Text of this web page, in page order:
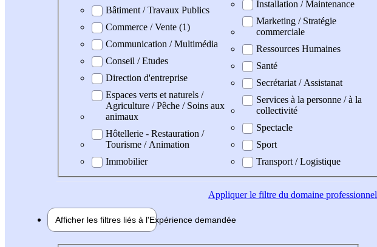
Bâtiment / Travaux Publics
Commerce / Vente (1)
Communication / Multimédia
Conseil / Etudes
Direction d'entreprise
Espaces verts et naturels /
Agriculture / Pêche / Soins aux
animaux
Hôtellerie - Restauration /
Tourisme / Animation
Immobilier
Installation / Maintenance
Marketing / Stratégie
commerciale
Ressources Humaines
Santé
Secrétariat / Assistanat
Services à la personne / à la
collectivité
Spectacle
Sport
Transport / Logistique
Appliquerle filtre du domaine professionnel
Afficher les filtres liés à l'Expérience demandée